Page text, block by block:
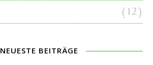
(12)
NEUESTE BEITRÄGE